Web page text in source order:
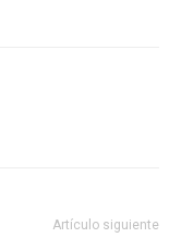
Artículo siguiente